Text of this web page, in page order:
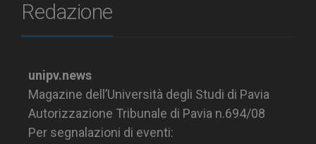
Redazione
unipv.news
Magazine dell’Università degli Studi di Pavia
Autorizzazione Tribunale di Pavia n.694/08
Per segnalazioni di eventi: